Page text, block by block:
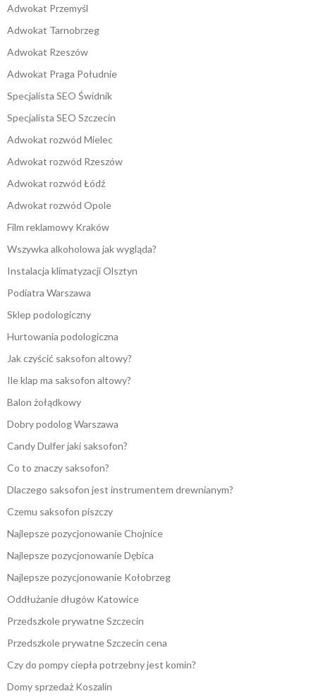
Adwokat Przemyśl
Adwokat Tarnobrzeg
Adwokat Rzeszów
Adwokat Praga Południe
Specjalista SEO Świdnik
Specjalista SEO Szczecin
Adwokat rozwód Mielec
Adwokat rozwód Rzeszów
Adwokat rozwód Łódź
Adwokat rozwód Opole
Film reklamowy Kraków
Wszywka alkoholowa jak wygląda?
Instalacja klimatyzacji Olsztyn
Podiatra Warszawa
Sklep podologiczny
Hurtowania podologiczna
Jak czyścić saksofon altowy?
Ile klap ma saksofon altowy?
Balon żołądkowy
Dobry podolog Warszawa
Candy Dulfer jaki saksofon?
Co to znaczy saksofon?
Dlaczego saksofon jest instrumentem drewnianym?
Czemu saksofon piszczy
Najlepsze pozycjonowanie Chojnice
Najlepsze pozycjonowanie Dębica
Najlepsze pozycjonowanie Kołobrzeg
Oddłużanie długów Katowice
Przedszkole prywatne Szczecin
Przedszkole prywatne Szczecin cena
Czy do pompy ciepła potrzebny jest komin?
Domy sprzedaż Koszalin